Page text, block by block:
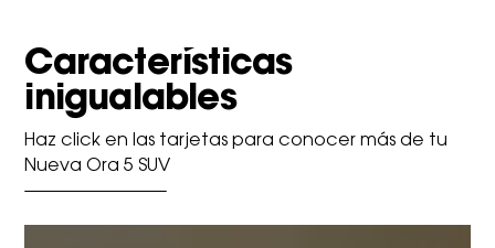
Características
inigualables
Haz click en las tarjetas para conocer más de tu
Nueva Ora 5 SUV